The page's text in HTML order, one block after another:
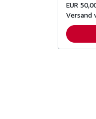
EUR
Versand